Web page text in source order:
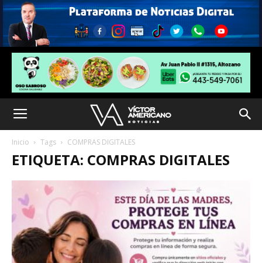
Inicio Tags COMPRAS DIGITALES
ETIQUETA: COMPRAS DIGITALES